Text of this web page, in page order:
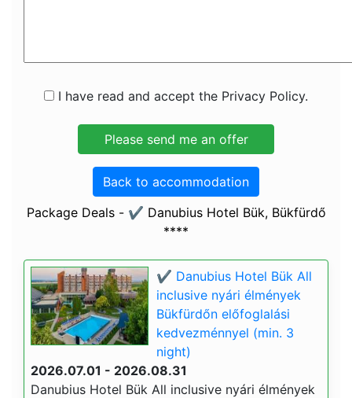
I have read and accept the Privacy Policy.
Back to accommodation
Package Deals - ✔️ Danubius Hotel Bük, Bükfürdő
****
✔️ Danubius Hotel Bük All
inclusive nyári élmények
Bükfürdőn előfoglalási
kedvezménnyel (min. 3
night)
2026.07.01 - 2026.08.31
Danubius Hotel Bük All inclusive nyári élmények